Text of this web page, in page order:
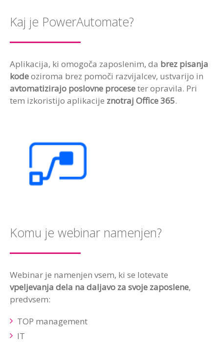
Kaj je PowerAutomate?
Aplikacija, ki omogoča zaposlenim, da brez pisanja
kodeoziroma brez pomoči razvijalcev, ustvarijo in
avtomatizirajo poslovne proceseter opravila. Pri
tem izkoristijo aplikacije znotraj Office 365.
Komu je webinar namenjen?
Webinar je namenjen vsem, ki se lotevate
vpeljevanja dela na daljavo za svoje zaposlene,
predvsem:
TOP management
IT